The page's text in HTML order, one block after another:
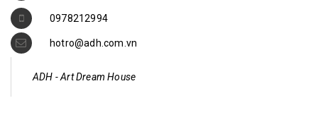
0978212994
hotro@adh.com.vn
ADH - Art Dream House